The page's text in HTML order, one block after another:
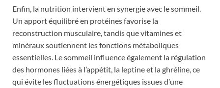
Enfin, la nutrition intervient en synergie avec le sommeil.
Un apport équilibré en protéines favorise la
reconstruction musculaire, tandis que vitamines et
minéraux soutiennent les fonctions métaboliques
essentielles. Le sommeil influence également la régulation
des hormones liées à l’appétit, la leptine et la ghréline, ce
qui évite les fluctuations énergétiques issues d’une